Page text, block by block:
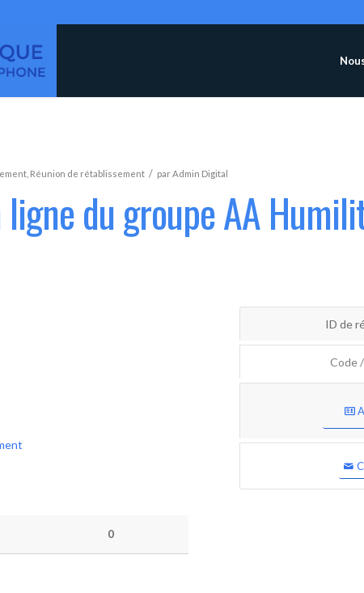
Réunion de rétablissement / parAdmin Digital
ligne du groupe AA
0
ID de
Code